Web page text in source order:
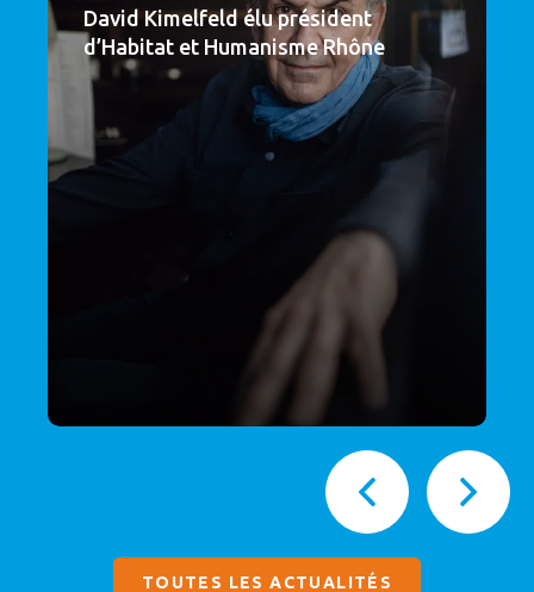
David Kimelfeld élu président
d’Habitat et Humanisme Rhône
TOUTES LES ACTUALITÉS